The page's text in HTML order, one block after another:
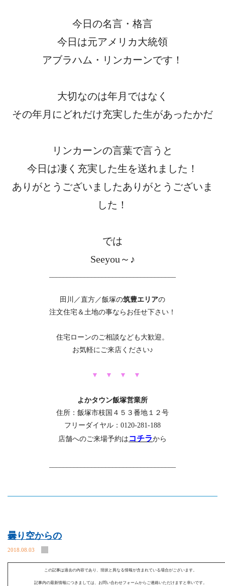
今日の名言・格言
今日は元アメリカ大統領
アブラハム・リンカーンです！
大切なのは年月ではなく
その年月にどれだけ充実した生があったかだ
リンカーンの言葉で言うと
今日は凄く充実した生を送れました！
ありがとうございましたありがとうございま
した！
では
Seeyou～♪
田川／直方／飯塚の筑豊エリアの
注文住宅＆土地の事ならお任せ下さい！
住宅ローンのご相談なども大歓迎。
お気軽にご来店ください♪
▼ ▼ ▼ ▼
よかタウン飯塚営業所
住所：飯塚市枝国４５３番地１２号
フリーダイヤル：0120-281-188
店舗へのご来場予約は コチラから
曇り空からの
2018.08.03
この記事は過去の内容であり、現状と異なる情報が含まれている場合がございます。
記事内の最新情報につきましては、お問い合わせフォームからご連絡いただけますと幸いです。